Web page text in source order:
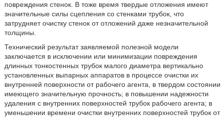
повреждения стенок. В тоже время твердые отложения имеют
значительные силы сцепления со стенками трубок, что
затрудняет очистку стенок от отложений даже незначительной
толщины.
Технический результат заявляемой полезной модели
заключается в исключении или минимизации повреждения
длинных тонкостенных трубок малого диаметра вертикально
установленных выпарных аппаратов в процессе очистки их
внутренней поверхности от рабочего агента, в твердом состоянии
имеющего значительную прочность; в повышении надежности
удаления с внутренних поверхностей трубок рабочего агента; в
уменьшении времени очистки внутренних поверхностей трубок от